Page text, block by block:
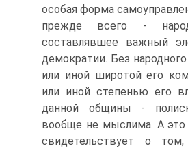
особая форма
прежде всего -
составлявшее важный
демократии. Без
или иной широтой его
или иной степенью его
данной общины -
вообще не мыслима. А
свидетельствует о